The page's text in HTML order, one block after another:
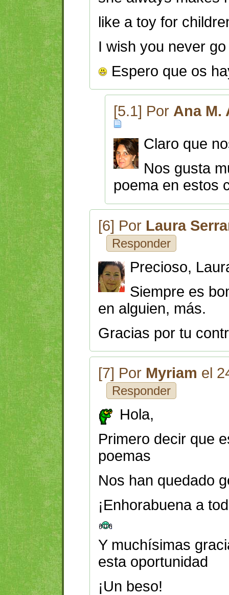
like a toy for
I wish you never
Espero que os
[5.1] Por Ana M.
Claro que
Nos gusta
poema en estos
[6] Por Laura
Responder
Precioso,
Siempre es
en alguien, más.
Gracias por tu
[7] Por Myriam el
Responder
Hola,
Primero decir que
poemas
Nos han quedado
¡Enhorabuena a
Y muchísimas
esta oportunidad
¡Un beso!